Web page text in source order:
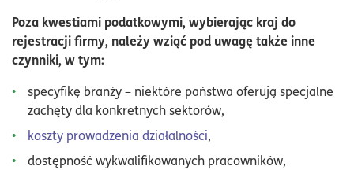
Poza kwestiami podatkowymi, wybierając kraj do
rejestracji firmy, należy wziąć pod uwagę także inne
czynniki, w tym:
specyfikę branży – niektóre państwa oferują specjalne
zachęty dla konkretnych sektorów,
koszty prowadzenia działalności,
dostępność wykwalifikowanych pracowników,